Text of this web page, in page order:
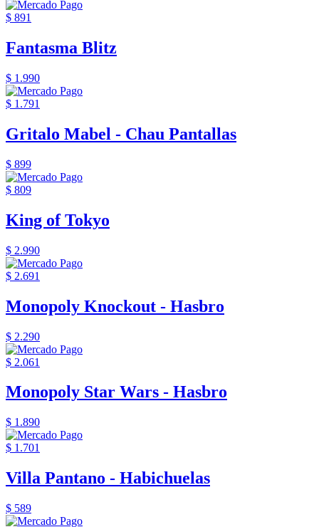
$ 891
Fantasma Blitz
$ 1.990
$ 1.791
Gritalo Mabel - Chau Pantallas
$ 899
$ 809
King of Tokyo
$ 2.990
$ 2.691
Monopoly Knockout - Hasbro
$ 2.290
$ 2.061
Monopoly Star Wars - Hasbro
$ 1.890
$ 1.701
Villa Pantano - Habichuelas
$ 589